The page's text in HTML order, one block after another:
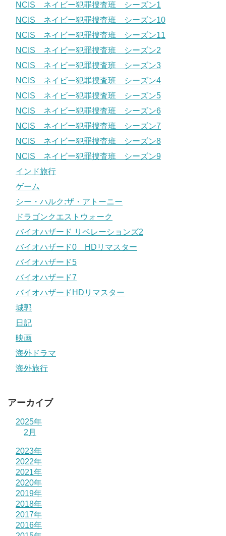
NCIS ネイビー犯罪捜査班 シーズン1
NCIS ネイビー犯罪捜査班 シーズン10
NCIS ネイビー犯罪捜査班 シーズン11
NCIS ネイビー犯罪捜査班 シーズン2
NCIS ネイビー犯罪捜査班 シーズン3
NCIS ネイビー犯罪捜査班 シーズン4
NCIS ネイビー犯罪捜査班 シーズン5
NCIS ネイビー犯罪捜査班 シーズン6
NCIS ネイビー犯罪捜査班 シーズン7
NCIS ネイビー犯罪捜査班 シーズン8
NCIS ネイビー犯罪捜査班 シーズン9
インド旅行
ゲーム
シー・ハルク:ザ・アトーニー
ドラゴンクエストウォーク
バイオハザード リベレーションズ2
バイオハザード0 HDリマスター
バイオハザード5
バイオハザード7
バイオハザードHDリマスター
城郭
日記
映画
海外ドラマ
海外旅行
アーカイブ
2025年
2月
2023年
2022年
2021年
2020年
2019年
2018年
2017年
2016年